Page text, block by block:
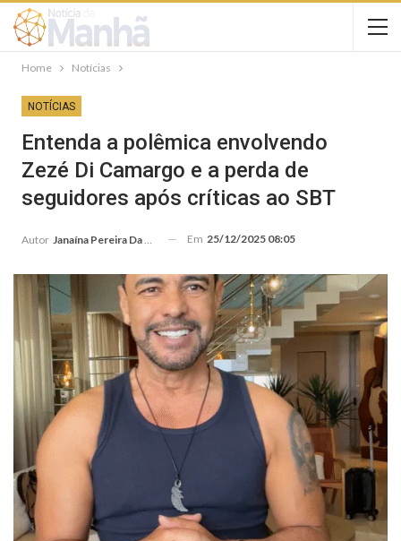
Home Notícias
NOTÍCIAS
Entenda a polêmica envolvendo
Zezé Di Camargo e a perda de
seguidores após críticas ao SBT
Autor Janaína Pereira Da Silva Em 25/12/2025 08:05